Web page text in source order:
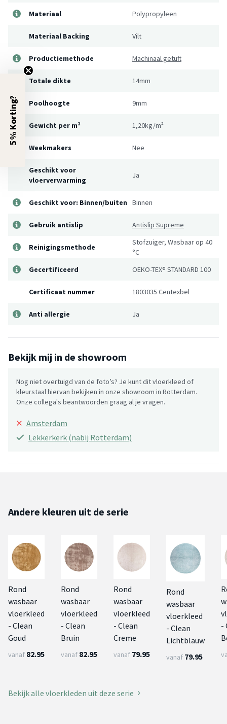
Materiaal Polypropyleen
Materiaal Backing Vilt
Productiemethode Machinaal getuft
Totale dikte 14mm
Poolhoogte 9mm
Gewicht per m² 1,20kg/m²
Weekmakers Nee
Geschikt voor
vloerverwarming
Ja
Geschikt voor: Binnen/buiten Binnen
Gebruik antislip Antislip Supreme
Reinigingsmethode
Stofzuiger, Wasbaar op 40
°C
Gecertificeerd
OEKO-TEX® STANDARD 100
Certificaat nummer 1803035 Centexbel
Anti allergie Ja
Bekijk mij in de showroom
Nog niet overtuigd van de foto’s? Je kunt dit vloerkleed of
kleurstaal hiervan bekijken in onze showroom in Rotterdam.
Onze collega's beantwoorden graag al je vragen.
× Amsterdam
Lekkerkerk (nabij Rotterdam)
Andere kleuren uit de serie
Rond
wasbaar
vloerkleed
- Clean
Goud
vanaf 82.95
Rond
wasbaar
vloerkleed
- Clean
Bruin
vanaf 82.95
Rond
wasbaar
vloerkleed
- Clean
Creme
vanaf 79.95
Rond
wasbaar
vloerkleed
- Clean
Lichtblauw
vanaf 79.95
-
Bekijk alle vloerkleden uit deze serie
5% Korting?